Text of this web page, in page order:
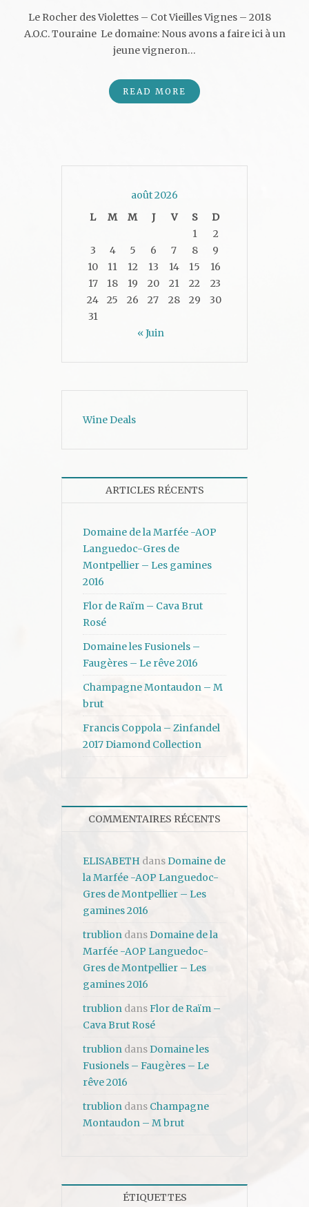
Le Rocher des Violettes – Cot Vieilles Vignes – 2018
A.O.C. Touraine Le domaine: Nous avons a faire ici à un
jeune vigneron…
READ MORE
août 2026
L
M M J V S
D
1
2
3
4 5 6 7 8
9
10
11 12 13 14 15
16
17
18 19 20 21 22
23
24
25 26 27 28 29
30
31
« Juin
Wine Deals
ARTICLES RÉCENTS
Domaine de la Marfée -AOP
Languedoc-Gres de
Montpellier – Les gamines
2016
Flor de Raïm – Cava Brut
Rosé
Domaine les Fusionels –
Faugères – Le rêve 2016
Champagne Montaudon – M
brut
Francis Coppola – Zinfandel
2017 Diamond Collection
COMMENTAIRES RÉCENTS
ELISABETH dansDomaine de
la Marfée -AOP Languedoc-
Gres de Montpellier – Les
gamines 2016
trublion dansDomaine de la
Marfée -AOP Languedoc-
Gres de Montpellier – Les
gamines 2016
trublion dansFlor de Raïm –
Cava Brut Rosé
trublion dansDomaine les
Fusionels – Faugères – Le
rêve 2016
trublion dans Champagne
Montaudon – M brut
ÉTIQUETTES